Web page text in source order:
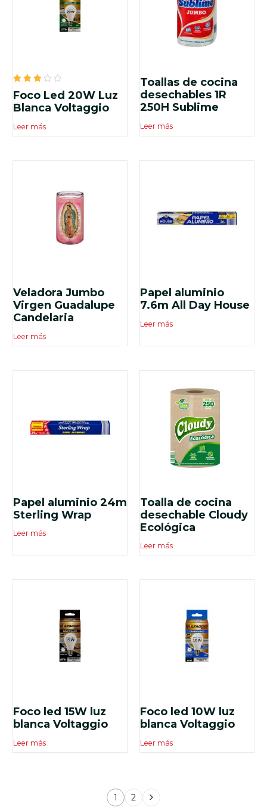
Valorado
en
3.00
de 5
Foco Led 20W Luz
Blanca Voltaggio
Leer más
Toallas de cocina
desechables 1R
250H Sublime
Leer más
Veladora Jumbo
Virgen Guadalupe
Candelaria
Leer más
Papel aluminio
7.6m All Day House
Leer más
Papel aluminio 24m
Sterling Wrap
Leer más
Toalla de cocina
desechable Cloudy
Ecológica
Leer más
Foco led 15W luz
blanca Voltaggio
Leer más
Foco led 10W luz
blanca Voltaggio
Leer más
1 2